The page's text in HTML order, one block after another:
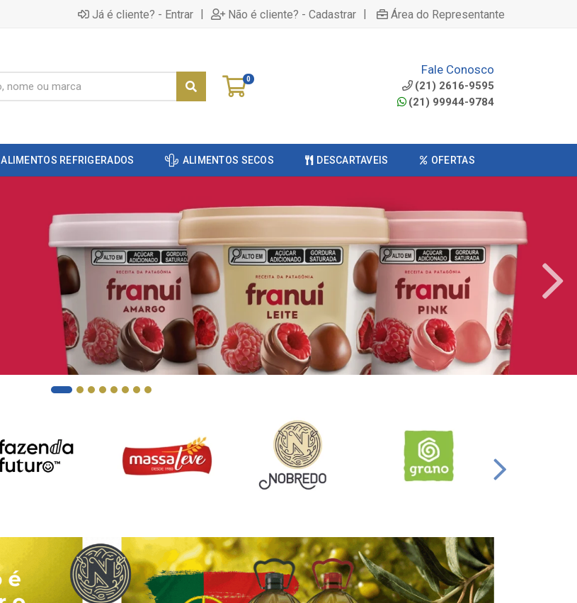
Já é cliente? - Entrar | Não é cliente? - Cadastrar | Área do Representante
0
Fale Conosco
(21) 2616-9595
(21) 99944-9784
ALIMENTOS REFRIGERADOS ALIMENTOS SECOS DESCARTAVEIS OFERTAS